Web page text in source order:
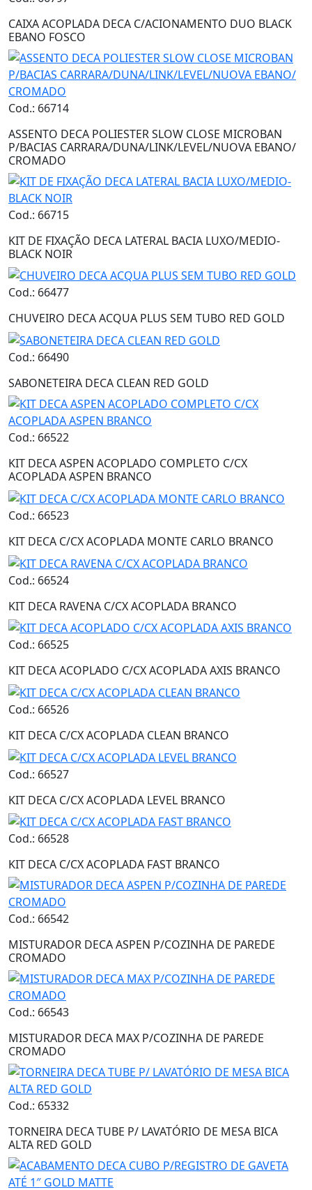
CAIXA ACOPLADA DECA C/ACIONAMENTO DUO BLACK
EBANO FOSCO
Cod.: 66714
ASSENTO DECA POLIESTER SLOW CLOSE MICROBAN
P/BACIAS CARRARA/DUNA/LINK/LEVEL/NUOVA EBANO/
CROMADO
Cod.: 66715
KIT DE FIXAÇÃO DECA LATERAL BACIA LUXO/MEDIO-
BLACK NOIR
Cod.: 66477
CHUVEIRO DECA ACQUA PLUS SEM TUBO RED GOLD
Cod.: 66490
SABONETEIRA DECA CLEAN RED GOLD
Cod.: 66522
KIT DECA ASPEN ACOPLADO COMPLETO C/CX
ACOPLADA ASPEN BRANCO
Cod.: 66523
KIT DECA C/CX ACOPLADA MONTE CARLO BRANCO
Cod.: 66524
KIT DECA RAVENA C/CX ACOPLADA BRANCO
Cod.: 66525
KIT DECA ACOPLADO C/CX ACOPLADA AXIS BRANCO
Cod.: 66526
KIT DECA C/CX ACOPLADA CLEAN BRANCO
Cod.: 66527
KIT DECA C/CX ACOPLADA LEVEL BRANCO
Cod.: 66528
KIT DECA C/CX ACOPLADA FAST BRANCO
Cod.: 66542
MISTURADOR DECA ASPEN P/COZINHA DE PAREDE
CROMADO
Cod.: 66543
MISTURADOR DECA MAX P/COZINHA DE PAREDE
CROMADO
Cod.: 65332
TORNEIRA DECA TUBE P/ LAVATÓRIO DE MESA BICA
ALTA RED GOLD